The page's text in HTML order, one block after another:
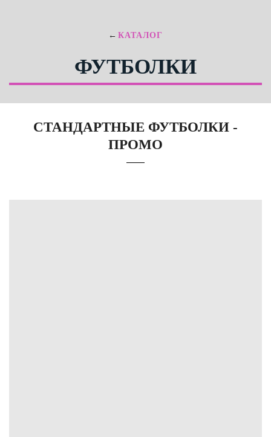
← КАТАЛОГ
ФУТБОЛКИ
СТАНДАРТНЫЕ ФУТБОЛКИ -
ПРОМО